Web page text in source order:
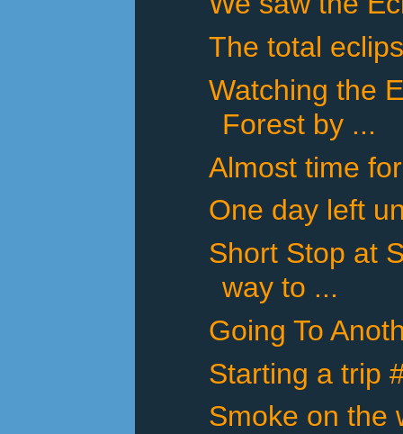
The total
Watching the
Forest by ...
Almost time
One day left
Short Stop at
way to ...
Going To
Starting a trip
Smoke on the